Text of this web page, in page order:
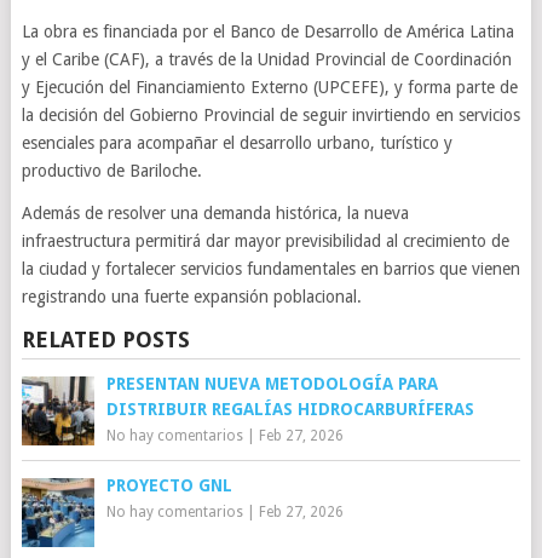
La obra es financiada por el Banco de Desarrollo de América Latina
y el Caribe (CAF), a través de la Unidad Provincial de Coordinación
y Ejecución del Financiamiento Externo (UPCEFE), y forma parte de
la decisión del Gobierno Provincial de seguir invirtiendo en servicios
esenciales para acompañar el desarrollo urbano, turístico y
productivo de Bariloche.
Además de resolver una demanda histórica, la nueva
infraestructura permitirá dar mayor previsibilidad al crecimiento de
la ciudad y fortalecer servicios fundamentales en barrios que vienen
registrando una fuerte expansión poblacional.
RELATED POSTS
PRESENTAN NUEVA METODOLOGÍA PARA
DISTRIBUIR REGALÍAS HIDROCARBURÍFERAS
No hay comentarios| Feb 27, 2026
PROYECTO GNL
No hay comentarios| Feb 27, 2026